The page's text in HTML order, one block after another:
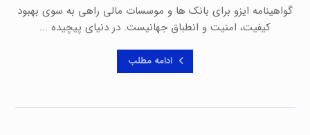
گواهینامه ایزو برای بانک ها و موسسات مالی راهی به سوی بهبود
کیفیت، امنیت و انطباق جهانیست. در دنیای پیچیده ...
ادامه مطلب